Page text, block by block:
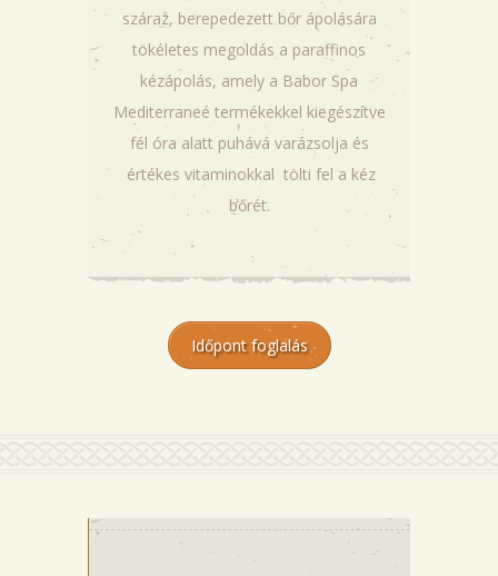
száraz, berepedezett bőr ápolására
tökéletes megoldás a paraffinos
kézápolás, amely a Babor Spa
Mediterraneé termékekkel kiegészítve
fél óra alatt puhává varázsolja és
értékes vitaminokkal tölti fel a kéz
bőrét.
Időpont foglalás